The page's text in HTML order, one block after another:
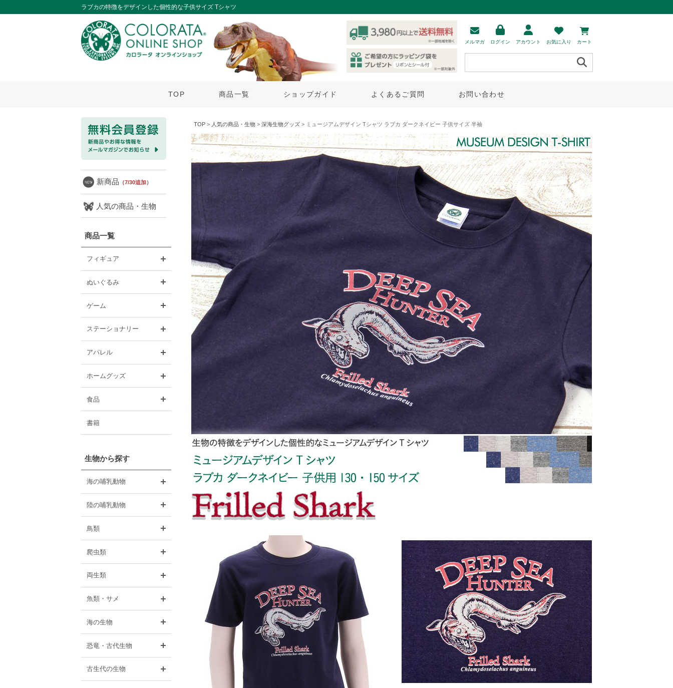
ラブカの特徴をデザインした個性的な子供サイズ Tシャツ
メルマガ ログイン アカウント お気に入り カート
TOP 商品一覧 ショップガイド よくあるご質問 お問い合わせ
新商品 （7/30追加）
人気の商品・生物
商品一覧
フィギュア
ぬいぐるみ
ゲーム
ステーショナリー
アパレル
ホームグッズ
食品
書籍
生物から探す
海の哺乳動物
陸の哺乳動物
鳥類
爬虫類
両生類
魚類・サメ
海の生物
恐竜・古代生物
古生代の生物
TOP > 人気の商品・生物 > 深海生物グッズ > ミュージアムデザイン Tシャツ ラブカ ダークネイビー 子供サイズ 半袖